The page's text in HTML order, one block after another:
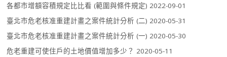
各都市增額容積規定比比看 (範圍與條件規定) 2022-09-01
臺北市危老核准重建計畫之案件統計分析 (二) 2020-05-31
臺北市危老核准重建計畫之案件統計分析 (一) 2020-05-30
危老重建可使住戶的土地價值增加多少？ 2020-05-11